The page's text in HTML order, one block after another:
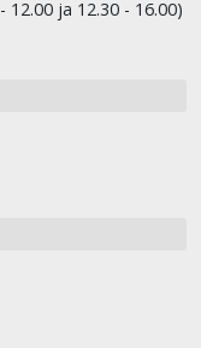
12.00 ja 12.30 - 16.00)